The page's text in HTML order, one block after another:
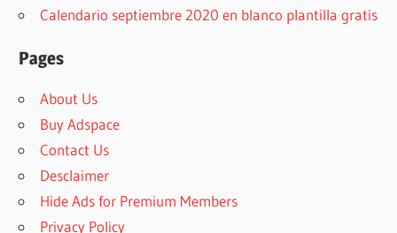
Calendario septiembre 2020 en blanco plantilla gratis
Pages
About Us
Buy Adspace
Contact Us
Desclaimer
Hide Ads for Premium Members
Privacy Policy